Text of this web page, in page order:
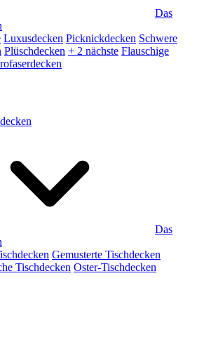
Das
Luxusdecken Picknickdecken Schwere
Plüschdecken + 2 nächste Flauschige
Das
Gemusterte Tischdecken
Tischdecken Oster-Tischdecken